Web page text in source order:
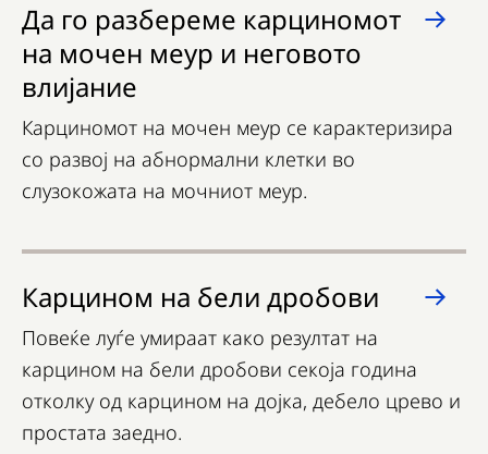
Да го разбереме карциномот
на мочен меур и неговото
влијание
Карциномот на мочен меур се карактеризира
со развој на абнормални клетки во
слузокожата на мочниот меур.
Карцином на бели дробови
Повеќе луѓе умираат како резултат на
карцином на бели дробови секоја година
отколку од карцином на дојка, дебело црево и
простата заедно.